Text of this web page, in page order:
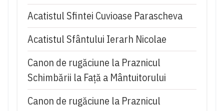
Acatistul Sfintei Cuvioase Parascheva
Acatistul Sfântului Ierarh Nicolae
Canon de rugăciune la Praznicul
Schimbării la Față a Mântuitorului
Canon de rugăciune la Praznicul